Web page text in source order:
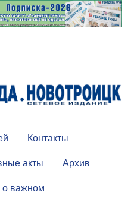
Контакты
акты
Архив
о важном